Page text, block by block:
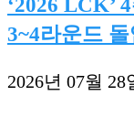
3~4라운드 돌
2026년 07월 28